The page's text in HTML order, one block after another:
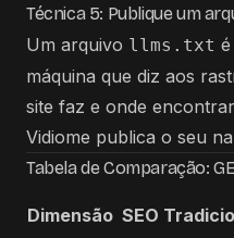
Técnica 5: Publique um
Um arquivo llms.txt
máquina que diz aos
site faz e onde
Vidiome publica o seu
Tabela de Comparação:
Dimensão SEO